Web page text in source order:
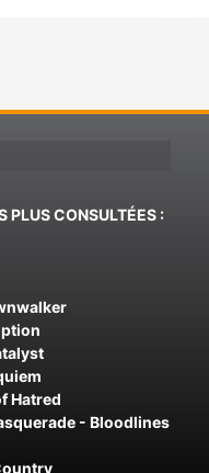
PLUS CONSULTÉES :
Hatred
- Bloodlines